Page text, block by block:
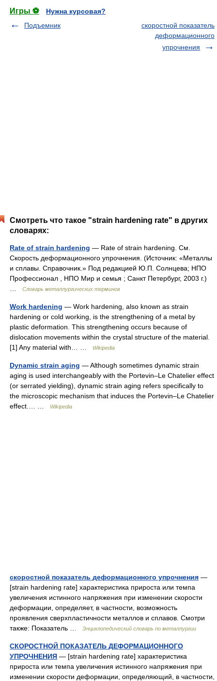
Игры ⚽
Нужна курсовая?
Подъемник
скоростной показатель
деформационного
упрочнения
Смотреть что такое "strain hardening rate" в других
словарях:
Rate of strain hardening — Rate of strain hardening. См.
Скорость деформационного упрочнения. (Источник: «Металлы
и сплавы. Справочник.» Под редакцией Ю.П. Солнцева; НПО
Профессионал , НПО Мир и семья ; Санкт Петербург, 2003 г.)
Словарь металлургических терминов
Work hardening — Work hardening, also known as strain
hardening or cold working, is the strengthening of a metal by
plastic deformation. This strengthening occurs because of
dislocation movements within the crystal structure of the material.
[1] Any material with… …
Wikipedia
Dynamic strain aging — Although sometimes dynamic strain
aging is used interchangeably with the Portevin–Le Chatelier effect
(or serrated yielding), dynamic strain aging refers specifically to
the microscopic mechanism that induces the Portevin–Le Chatelier
effect.… …
Wikipedia
скоростной показатель деформационного упрочнения —
[strain hardening rate] характеристика прироста или темпа
увеличения истинного напряжения при изменении скорости
деформации, определяет, в частности, возможность
проявления сверхпластичности металлов и сплавов. Смотри
также: Показатель …
Энциклопедический словарь по металлургии
СКОРОСТНОЙ ПОКАЗАТЕЛЬ ДЕФОРМАЦИОННОГО
УПРОЧНЕНИЯ — [strain hardening rate] характеристика
прироста или темпа увеличения истинного напряжения при
изменении скорости деформации, определяющий, в частности,